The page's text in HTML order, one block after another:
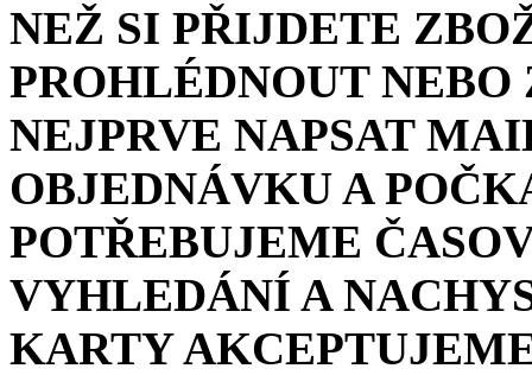
NEŽ SI PŘIJDETE
PROHLÉDNOUT
NEJPRVE NAPSAT
OBJEDNÁVKU A
POTŘEBUJEME
VYHLEDÁNÍ A
KARTY